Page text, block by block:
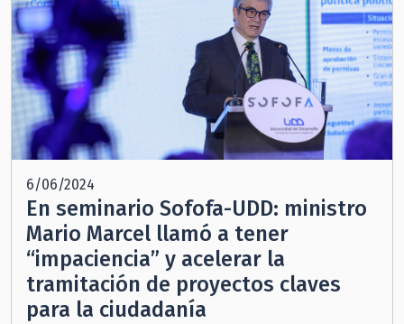
6/06/2024
En seminario Sofofa-UDD: ministro
Mario Marcel llamó a tener
“impaciencia” y acelerar la
tramitación de proyectos claves
para la ciudadanía